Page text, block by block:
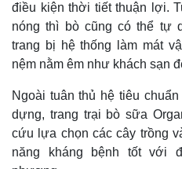
điều kiện thời tiết thuận lợi.
nóng thì bò cũng có thể tự
trang bị hệ thống làm mát
nệm nằm êm như khách sạn
Ngoài tuân thủ hệ tiêu
dựng, trang trại bò sữa
cứu lựa chọn các cây trồng
năng kháng bệnh tốt với